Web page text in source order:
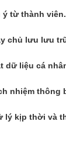
từ thành viên.
chủ lưu lưu
dữ liệu cá
nhiệm thông
lý kịp thời và